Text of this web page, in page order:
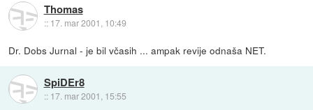
Thomas
:: 17. mar 2001, 10:49
Dr. Dobs Jurnal - je bil včasih ... ampak revije odnaša NET.
SpiDEr8
:: 17. mar 2001, 15:55